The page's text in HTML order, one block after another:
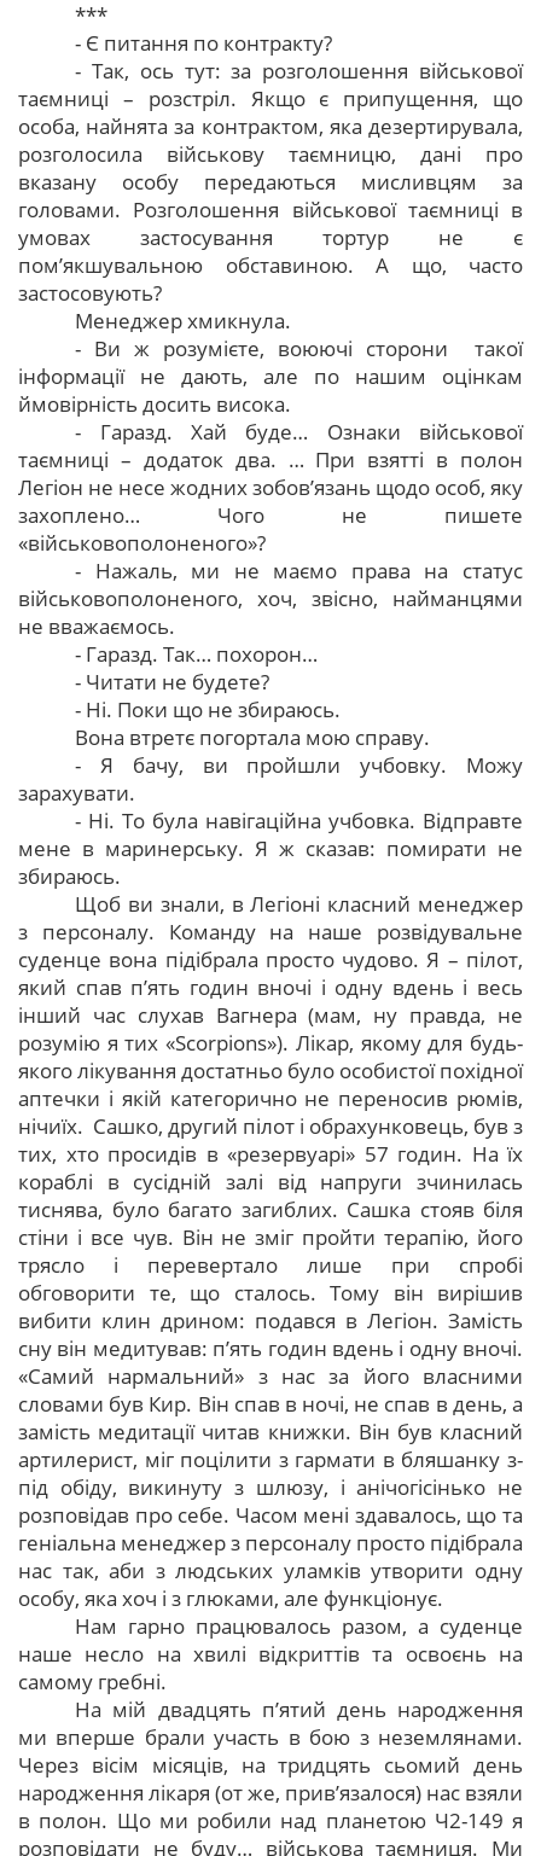
***
- Є питання по контракту?
- Так, ось тут: за розголошення військової
таємниці – розстріл. Якщо є припущення, що
особа, найнята за контрактом, яка дезертирувала,
розголосила військову таємницю, дані про
вказану особу передаються мисливцям за
головами. Розголошення військової таємниці в
умовах застосування тортур не є
пом’якшувальною обставиною. А що, часто
застосовують?
Менеджер хмикнула.
- Ви ж розумієте, воюючі сторони такої
інформації не дають, але по нашим оцінкам
ймовірність досить висока.
- Гаразд. Хай буде… Ознаки військової
таємниці – додаток два. … При взятті в полон
Легіон не несе жодних зобов’язань щодо особ, яку
захоплено… Чого не пишете
«військовополоненого»?
- Нажаль, ми не маємо права на статус
військовополоненого, хоч, звісно, найманцями
не вважаємось.
- Гаразд. Так… похорон…
- Читати не будете?
- Ні. Поки що не збираюсь.
Вона втретє погортала мою справу.
- Я бачу, ви пройшли учбовку. Можу
зарахувати.
- Ні. То була навігаційна учбовка. Відправте
мене в маринерську. Я ж сказав: помирати не
збираюсь.
Щоб ви знали, в Легіоні класний менеджер
з персоналу. Команду на наше розвідувальне
суденце вона підібрала просто чудово. Я – пілот,
який спав п’ять годин вночі і одну вдень і весь
інший час слухав Вагнера (мам, ну правда, не
розумію я тих «Scorpions»). Лікар, якому для будь-
якого лікування достатньо було особистої похідної
аптечки і якій категорично не переносив рюмів,
нічиїх. Сашко, другий пілот і обрахунковець, був з
тих, хто просидів в «резервуарі» 57 годин. На їх
кораблі в сусідній залі від напруги зчинилась
тиснява, було багато загиблих. Сашка стояв біля
стіни і все чув. Він не зміг пройти терапію, його
трясло і перевертало лише при спробі
обговорити те, що сталось. Тому він вирішив
вибити клин дрином: подався в Легіон. Замість
сну він медитував: п’ять годин вдень і одну вночі.
«Самий нармальний» з нас за його власними
словами був Кир. Він спав в ночі, не спав в день, а
замість медитації читав книжки. Він був класний
артилерист, міг поцілити з гармати в бляшанку з-
під обіду, викинуту з шлюзу, і анічогісінько не
розповідав про себе. Часом мені здавалось, що та
геніальна менеджер з персоналу просто підібрала
нас так, аби з людських уламків утворити одну
особу, яка хоч і з глюками, але функціонує.
Нам гарно працювалось разом, а суденце
наше несло на хвилі відкриттів та освоєнь на
самому гребні.
На мій двадцять п’ятий день народження
ми вперше брали участь в бою з неземлянами.
Через вісім місяців, на тридцять сьомий день
народження лікаря (от же, прив’язалося) нас взяли
в полон. Що ми робили над планетою Ч2-149 я
розповідати не буду… військова таємниця. Ми